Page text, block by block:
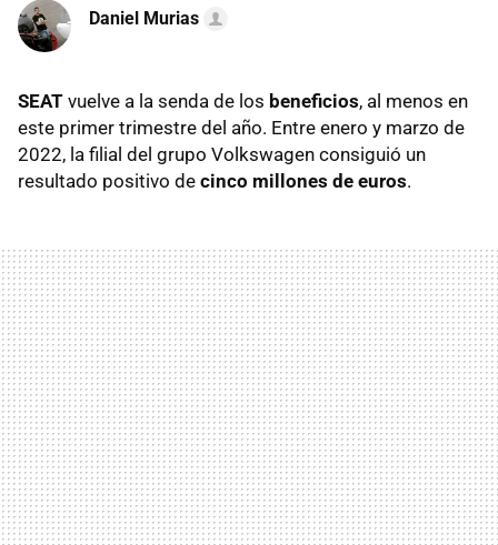
Daniel Murias
SEAT vuelve a la senda de los beneficios, al menos en
este primer trimestre del año. Entre enero y marzo de
2022, la filial del grupo Volkswagen consiguió un
resultado positivo de cinco millones de euros.